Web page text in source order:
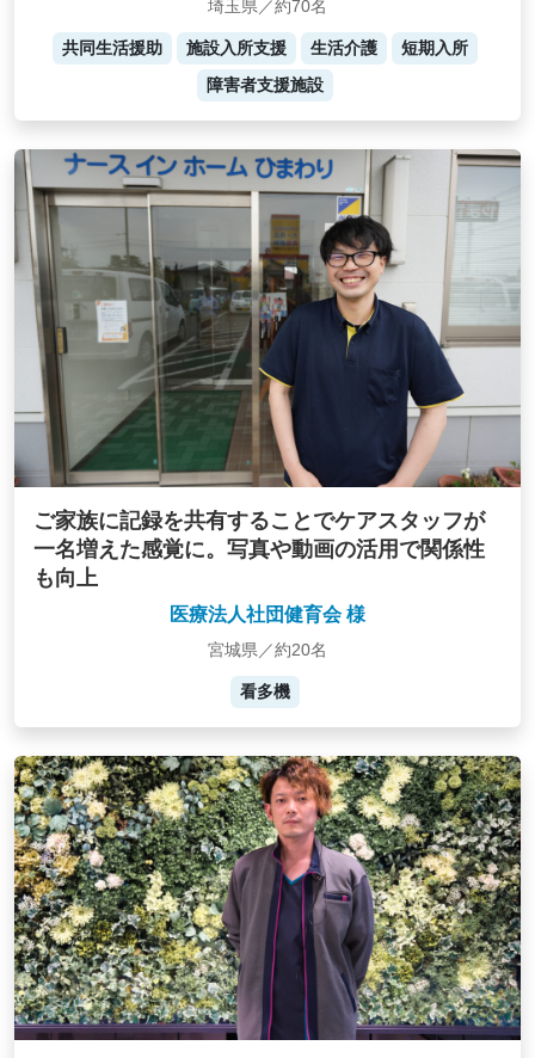
埼玉県／約70名
共同生活援助 施設入所支援 生活介護
短期入所
障害者支援施設
ご家族に記録を共有することでケアスタッフが
一名増えた感覚に。写真や動画の活用で関係性
も向上
医療法人社団健育会 様
宮城県／約20名
看多機